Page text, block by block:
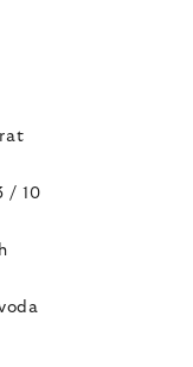
/ 10